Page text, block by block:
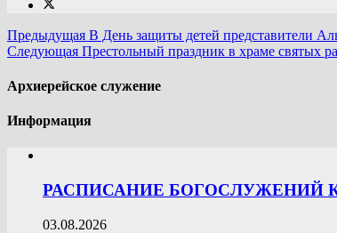
Предыдущая В День защиты детей представители
Следующая Престольный праздник в храме святых
Архиерейское служение
Информация
РАСПИСАНИЕ БОГОСЛУЖЕНИЙ
03.08.2026